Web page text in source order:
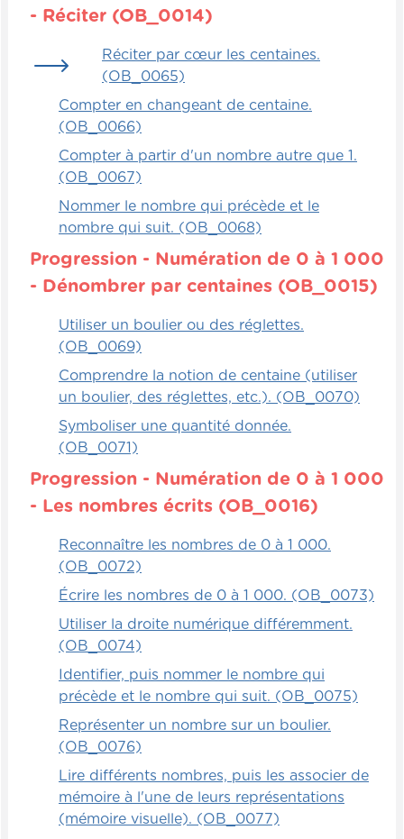
- Réciter (OB_0014)
Réciter par cœur les centaines.
(OB_0065)
Compter en changeant de centaine.
(OB_0066)
Compter à partir d'un nombre autre que 1.
(OB_0067)
Nommer le nombre qui précède et le
nombre qui suit. (OB_0068)
Progression - Numération de 0 à 1 000
- Dénombrer par centaines (OB_0015)
Utiliser un boulier ou des réglettes.
(OB_0069)
Comprendre la notion de centaine (utiliser
un boulier, des réglettes, etc.). (OB_0070)
Symboliser une quantité donnée.
(OB_0071)
Progression - Numération de 0 à 1 000
- Les nombres écrits (OB_0016)
Reconnaître les nombres de 0 à 1 000.
(OB_0072)
Écrire les nombres de 0 à 1 000. (OB_0073)
Utiliser la droite numérique différemment.
(OB_0074)
Identifier, puis nommer le nombre qui
précède et le nombre qui suit. (OB_0075)
Représenter un nombre sur un boulier.
(OB_0076)
Lire différents nombres, puis les associer de
mémoire à l'une de leurs représentations
(mémoire visuelle). (OB_0077)